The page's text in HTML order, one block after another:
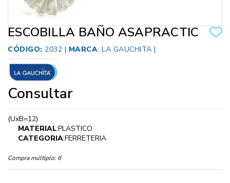
ESCOBILLA BAÑO ASAPRACTIC
CÓDIGO: 2032 | MARCA: LA GAUCHITA |
Consultar
(UxB=12)
MATERIAL:PLASTICO
CATEGORIA:FERRETERIA
Compra múltiplo:6